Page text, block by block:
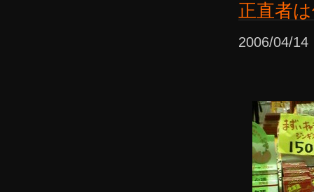
正直者
2006/04/